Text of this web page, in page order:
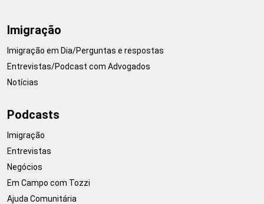
Imigração
Imigração em Dia/Perguntas e respostas
Entrevistas/Podcast com Advogados
Notícias
Podcasts
Imigração
Entrevistas
Negócios
Em Campo com Tozzi
Ajuda Comunitária